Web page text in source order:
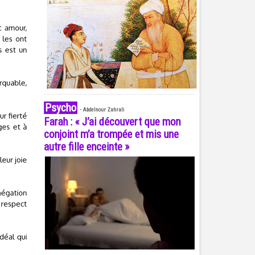
les ont
est un
fierté
et à
joie
respect
qui
Psycho - Abdelnour Zahrali
Farah : « J’ai découvert que mon
conjoint m’a trompée et mis une
autre fille enceinte »